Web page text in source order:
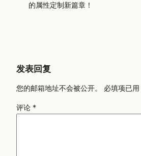
的属性定制新篇章！
发表回复
您的邮箱地址不会被公开。 必填项已用
评论 *